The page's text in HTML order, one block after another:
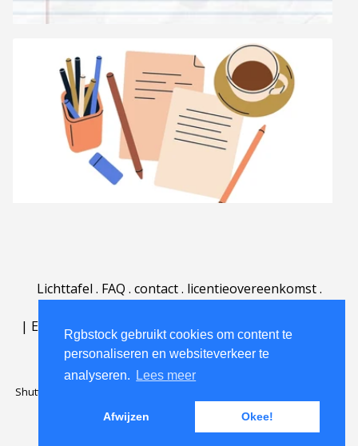
Rgbstock gebruikt cookies om content te
personaliseren en websiteverkeer te
analyseren.
Lees meer
Afwijzen Okee!
Lichttafel . FAQ . contact. licentieovereenkomst.
| English | Deutsch Español | Português
Nederlands|
Shutterstock official partner of Rgbstock
Rgbstock